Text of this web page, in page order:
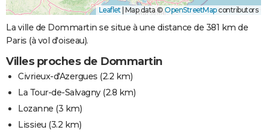
Leaflet Map data ©OpenStreetMapcontributors
La ville de Dommartin se situe à une distance de 381 km de
Paris (à vol d'oiseau).
Villes proches de Dommartin
Civrieux-d'Azergues (2.2 km)
La Tour-de-Salvagny(2.8 km)
Lozanne (3 km)
Lissieu (3.2 km)